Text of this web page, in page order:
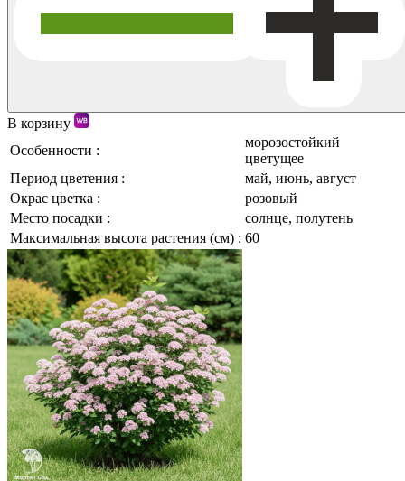
В корзину
Особенности :
морозостойкий
цветущее
Период цветения :
май, июнь, август
Окрас цветка :
розовый
Место посадки :
солнце, полутень
Максимальная высота растения (см) : 60